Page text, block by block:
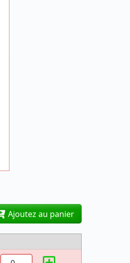
Ajoutez au panier